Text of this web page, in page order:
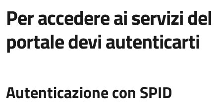
Per accedere ai servizi del
portale devi autenticarti
Autenticazione con SPID